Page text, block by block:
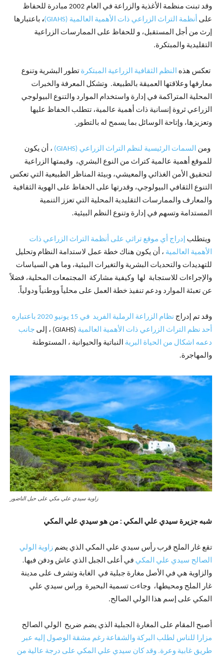
وقد تبنت منظمة الأغذية والزراعة في العام 2002 مبادرة للحفاظ
على أنظمة التراث الزراعي ذات الأهمية العالمية (GIAHS) ، باعتبارها
إرث من أجل المستقبل، و للحفاظ على الممارسات الزراعية
التقليدية والمبتكرة.
تعكس هذه النظم الثقافية الزراعية المبتكرة تطور البشرية وتنوع
معارفها وعلاقتها العميقة بالطبيعة. وتشكل المعرفة والخبرات
المحلية المتراكمة في إدارة واستخدام الموارد والتنوع البيولوجي
الزراعي ثروة إنسانية ذات أهمية عالمية، تتطلب الحفاظ عليها
وتعزيزها، وإتاحة الوسائل بما يسمح له بالتطور.
ومن السمات الرئيسية لنظم التراث الزراعي (GIAHS)
، أن يكون
للموقع أهمية عالمية كتراث من النوع البشري، وقيمتها الزراعية
لتحقيق الأمن الغذائي والمعيشي، وبيئة المناظر الطبيعية التي تعكس
التنوع الثقافي البيولوجي، وقدرتها على الحفاظ على الهوية الثقافية
والمعارف والممارسات التقليدية المحلية التي تعزز التنمية
المستدامة وتسهم في إدارة وتنوع النظم البيئية.
ويتطلب إدراج أي موقع تراثي على أنظمة التراث الزراعي ذات
الأهمية العالمية ، أن يكون هناك خطة عمل لاستدامة النظام وتحليل
للتهديدات والتحديات البشرية والتغيرات البيئية، وما هي السياسات
والإجراءات للاستجابة لها وكيفية مشاركة المجتمعات المحلية، فضلاً
عن تعبئة الموارد ودعم تنفيذ خطة العمل على محلياً ووطنياً ودولياً.
وقد تم إدراج
نظام الزراعة الرملية الفريد في 15 يونيو 2020 باعتباره
أحد نظم التراث الزراعي ذات الأهمية العالمية (GIAHS) ، إلى
جانب
دعمه اشكال من الحياة البرية النباتية والحيوانية ، المستوطنة
والمهاجرة.
زاوية سيدي علي مكي على حبل الناضور
شبه جزيرة سيدي علي المكي : من هو سيدي علي المكي
تقع غار الملح قرب رأس سيدي علي المكي الذي يضم زاوية الولي
الصالح سيدي علي المكي في أعلى الجبل الذي عاش ودفن فيها.
والزاوية هي في الأصل مغارة جبلية في الغابة وتشرف على مدينة
غار الملح ومحيطها، وجاءت تسمية البحيرة وراس سيدي علي
المكي على إسم هذا الولي الصالح.
أصبح المقام على المغارة الجبلية الذي يضم ضريح الولي الصالح
مزارا للناس لطلب البركة والشفاعة رغم مشقة الوصول إليه عبر
طريق غابية وعرة. وقد كان سيدي علي المكي على درجة عالية من